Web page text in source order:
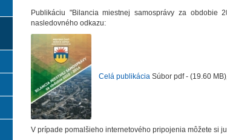
Publikáciu "Bilancia miestnej samosprávy za obdobie
nasledovného odkazu:
Celá publikácia Súbor pdf - (19.60
V prípade pomalšieho internetového pripojenia môžete si